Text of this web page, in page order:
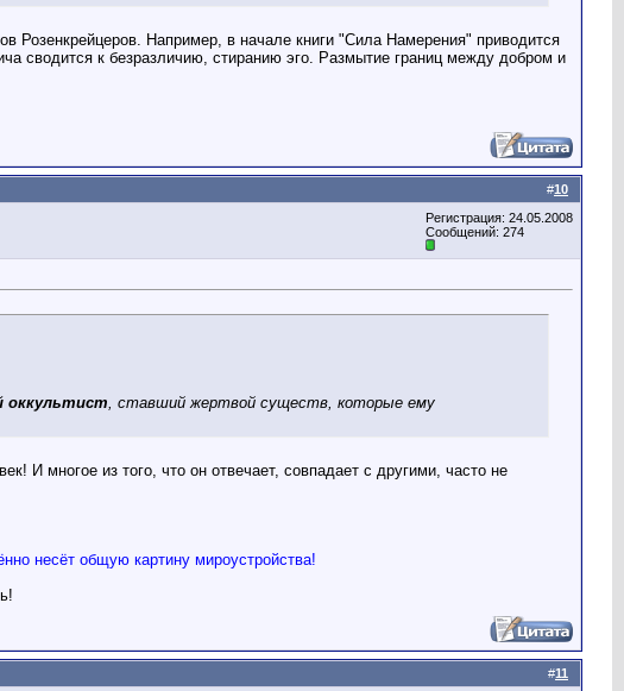
Розенкрейцеров. Например, в начале книги "Сила Намерения" приводится
сводится к безразличию, стиранию эго. Размытие границ между добром и
#10
Регистрация: 24.05.2008
Сообщений: 274
, ставший жертвой существ, которые ему
И многое из того, что он отвечает, совпадает с другими, часто не
несёт общую картину мироустройства!
#11